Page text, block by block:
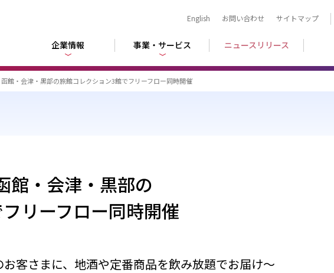
English お問い合わせ サイトマップ
企業情報 事業・サービス ニュースリリース
館・会津・黒部の旅館コレクション3館でフリーフロー同時開催
館・会津・黒部の
リーフロー同時開催
客さまに、地酒や定番商品を飲み放題でお届け～